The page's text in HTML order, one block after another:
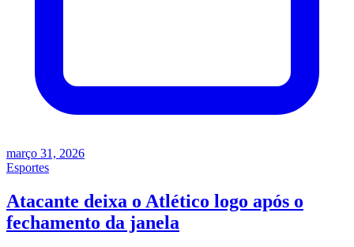
março 31, 2026
Esportes
Atacante deixa o Atlético logo após o
fechamento da janela